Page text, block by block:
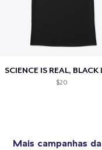
$20
Mais campanhas da